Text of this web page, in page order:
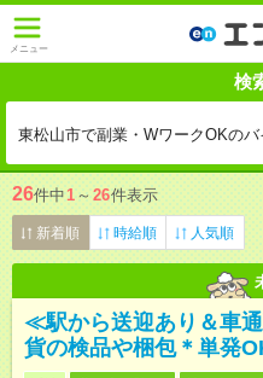
メニュー
検
東松山市で副業・WワークOKのバ
26件中1 ～ 26件表示
新着順 時給順 人気順
≪駅から送迎あり＆車
貨の検品や梱包＊単発